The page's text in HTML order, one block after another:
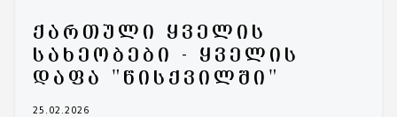
ᲥᲐᲠᲗᲣᲚᲘ ᲧᲕᲔᲚᲘᲡ
ᲡᲐᲮᲔᲝᲑᲔᲑᲘ - ᲧᲕᲔᲚᲘᲡ
ᲓᲐᲤᲐ "ᲬᲘᲡᲥᲕᲘᲚᲨᲘ"
25.02.2026